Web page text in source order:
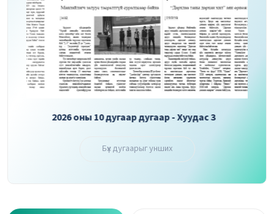
2026 оны 10 дугаар дугаар - Хуудас 3
Бүх дугаарыг унших